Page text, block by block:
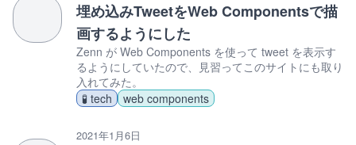
埋め込みTweetをWeb Componentsで描
画するようにした
Zenn が Web Components を使って tweet を表示す
るようにしていたので、見習ってこのサイトにも取り
入れてみた。
🧪 tech
web components
2021年1月6日